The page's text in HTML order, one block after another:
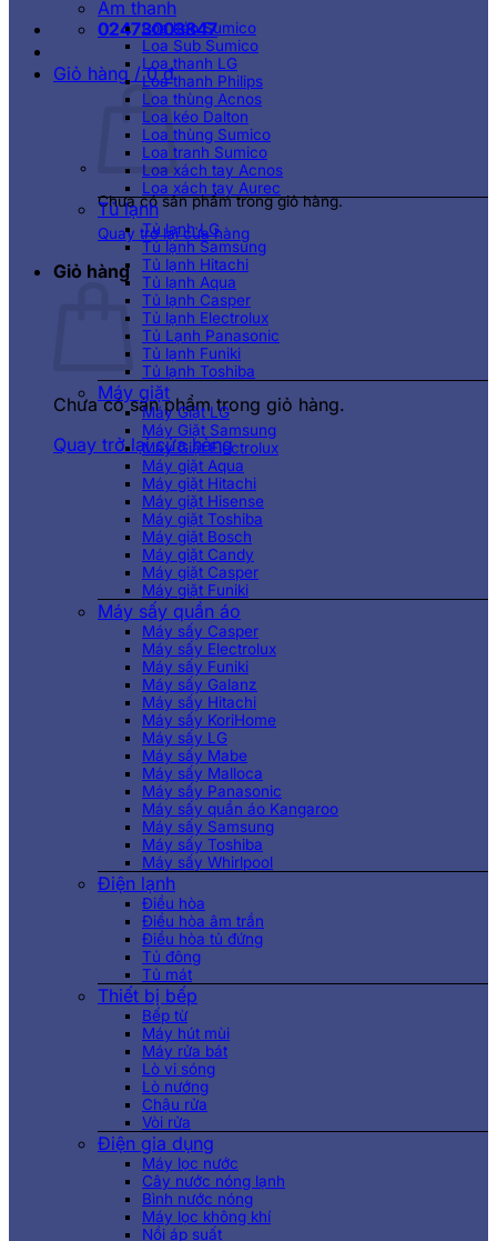
02473003847
Giỏ hàng /0₫
Chưa có sản phẩm trong giỏ hàng.
Quay trở lại cửa hàng
Giỏ hàng
Chưa có sản phẩm trong giỏ hàng.
Quay trở lại cửa hàng
Âm thanh
Loa kéo Sumico
Loa Sub Sumico
Loa thanh LG
Loa thanh Philips
Loa thùng Acnos
Loa kéo Dalton
Loa thùng Sumico
Loa tranh Sumico
Loa xách tay Acnos
Loa xách tay Aurec
Tủ lạnh
Tủ lạnh LG
Tủ lạnh Samsung
Tủ lạnh Hitachi
Tủ lạnh Aqua
Tủ lạnh Casper
Tủ lạnh Electrolux
Tủ Lạnh Panasonic
Tủ lạnh Funiki
Tủ lạnh Toshiba
Máy giặt
Máy Giặt LG
Máy Giặt Samsung
Máy Giặt Electrolux
Máy giặt Aqua
Máy giặt Hitachi
Máy giặt Hisense
Máy giặt Toshiba
Máy giặt Bosch
Máy giặt Candy
Máy giặt Casper
Máy giặt Funiki
Máy sấy quần áo
Máy sấy Casper
Máy sấy Electrolux
Máy sấy Funiki
Máy sấy Galanz
Máy sấy Hitachi
Máy sấy KoriHome
Máy sấy LG
Máy sấy Mabe
Máy sấy Malloca
Máy sấy Panasonic
Máy sấy quần áo Kangaroo
Máy sấy Samsung
Máy sấy Toshiba
Máy sấy Whirlpool
Điện lạnh
Điều hòa
Điều hòa âm trần
Điều hòa tủ đứng
Tủ đông
Tủ mát
Thiết bị bếp
Bếp từ
Máy hút mùi
Máy rửa bát
Lò vi sóng
Lò nướng
Chậu rửa
Vòi rửa
Điện gia dụng
Máy lọc nước
Cây nước nóng lạnh
Bình nước nóng
Máy lọc không khí
Nồi áp suất